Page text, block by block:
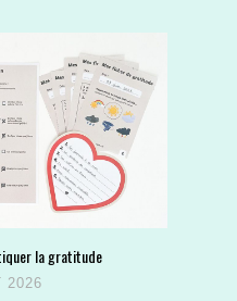
la gratitude
2026